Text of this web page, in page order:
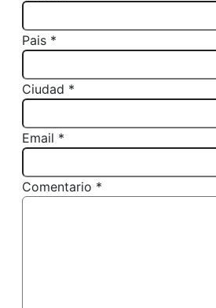
Pais *
Ciudad *
Email *
Comentario *